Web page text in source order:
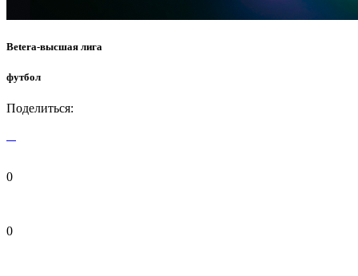
Betera-высшая лига
футбол
Поделиться:
0
0